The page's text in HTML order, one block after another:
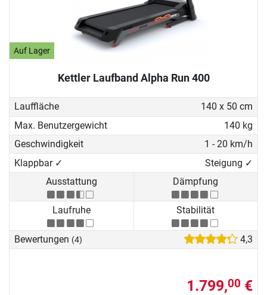
Auf Lager
Kettler Laufband Alpha Run 400
Lauffläche
140 x 50 cm
Max. Benutzergewicht
140 kg
Geschwindigkeit
1 - 20 km/h
Klappbar ✓
Steigung ✓
Ausstattung
Dämpfung
Laufruhe Stabilität
Bewertungen (4) 4,3
1.799,00 €